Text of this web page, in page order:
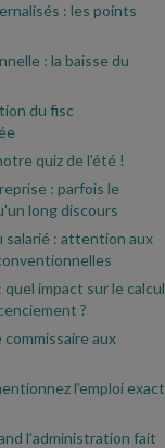
: les points
: la baisse du
du fisc
quiz de l'été !
: parfois le
long discours
salarié : attention aux
impact sur le calcul
?
aux
l'emploi exact
l'administration fait